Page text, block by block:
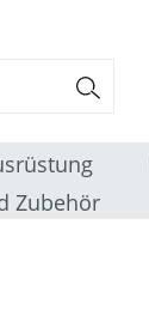
Zubehör